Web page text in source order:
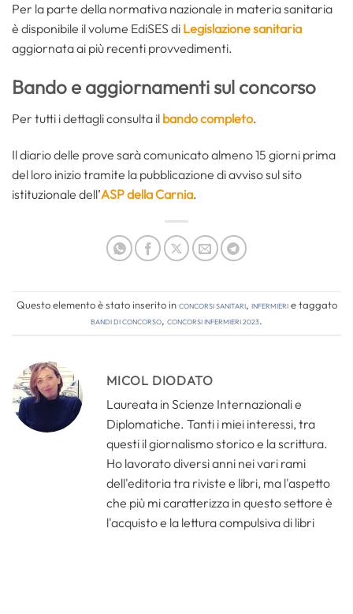
Per la parte della normativa nazionale in materia sanitaria
è disponibile il volume EdiSES di Legislazione sanitaria
aggiornata ai più recenti provvedimenti.
Bando e aggiornamenti sul concorso
Per tutti i dettagli consulta il bando completo.
Il diario delle prove sarà comunicato almeno 15 giorni prima
del loro inizio tramite la pubblicazione di avviso sul sito
istituzionale dell’ASP della Carnia.
Questo elemento è stato inserito inConcorsi Sanitari, Infermierie taggato
bandi di concorso, concorsi infermieri 2023.
MICOL DIODATO
Laureata in Scienze Internazionali e
Diplomatiche. Tanti i miei interessi, tra
questi il giornalismo storico e la scrittura.
Ho lavorato diversi anni nei vari rami
dell'editoria tra riviste e libri, ma l'aspetto
che più mi caratterizza in questo settore è
l'acquisto e la lettura compulsiva di libri